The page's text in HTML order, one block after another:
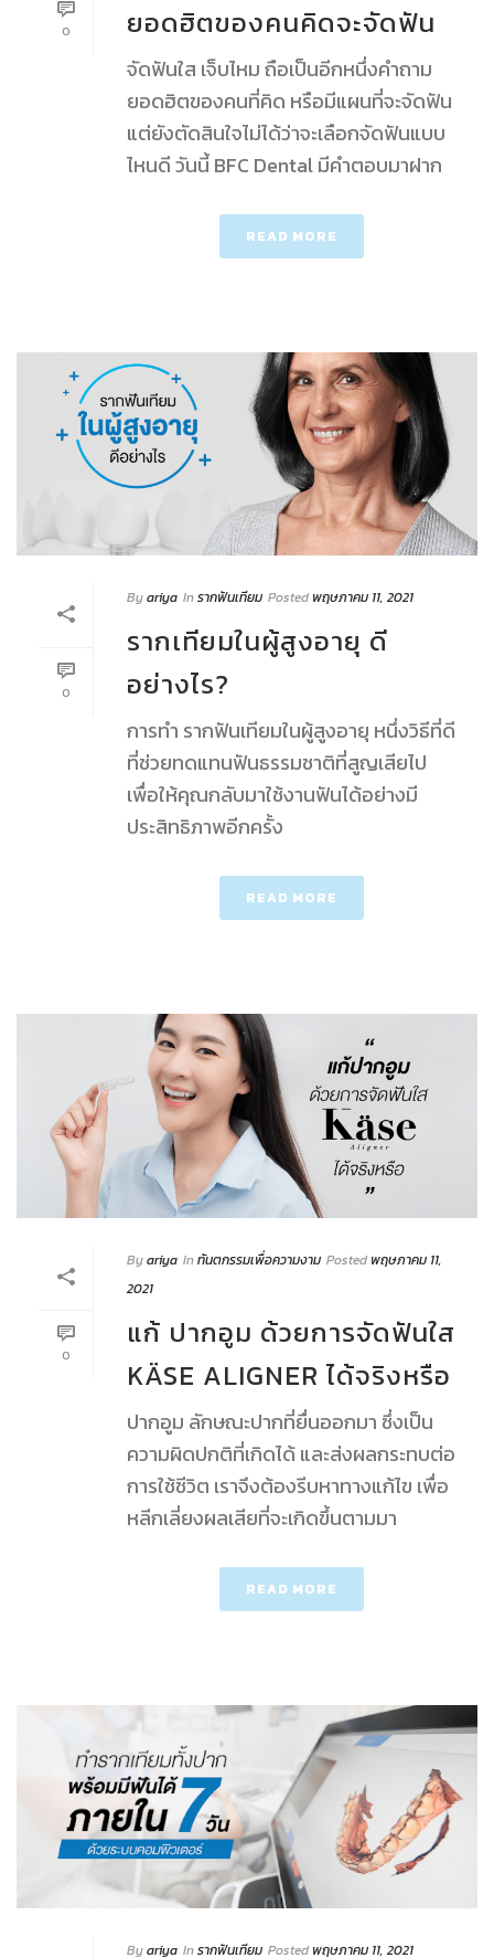
0
ยอดฮิตของคนคิดจะจัดฟัน
จัดฟันใส เจ็บไหม ถือเป็นอีกหนึ่งคำถาม
ยอดฮิตของคนที่คิด หรือมีแผนที่จะจัดฟัน
แต่ยังตัดสินใจไม่ได้ว่าจะเลือกจัดฟันแบบ
ไหนดี วันนี้ BFC Dental มีคำตอบมาฝาก
READ MORE
0
Byariya Inรากฟันเทียม Posted พฤษภาคม 11, 2021
รากเทียมในผู้สูงอายุ ดี
อย่างไร?
การทำ รากฟันเทียมในผู้สูงอายุ หนึ่งวิธีที่ดี
ที่ช่วยทดแทนฟันธรรมชาติที่สูญเสียไป
เพื่อให้คุณกลับมาใช้งานฟันได้อย่างมี
ประสิทธิภาพอีกครั้ง
READ MORE
0
Byariya Inทันตกรรมเพื่อความงาม Posted พฤษภาคม 11,
2021
แก้ ปากอูม ด้วยการจัดฟันใส
KÄSE ALIGNER ได้จริงหรือ
ปากอูม ลักษณะปากที่ยื่นออกมา ซึ่งเป็น
ความผิดปกติที่เกิดได้ และส่งผลกระทบต่อ
การใช้ชีวิต เราจึงต้องรีบหาทางแก้ไข เพื่อ
หลีกเลี่ยงผลเสียที่จะเกิดขึ้นตามมา
READ MORE
Byariya Inรากฟันเทียม Posted พฤษภาคม 11, 2021